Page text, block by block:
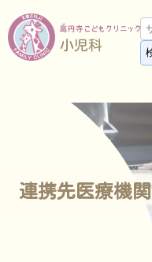
小児科
連携先医療機関